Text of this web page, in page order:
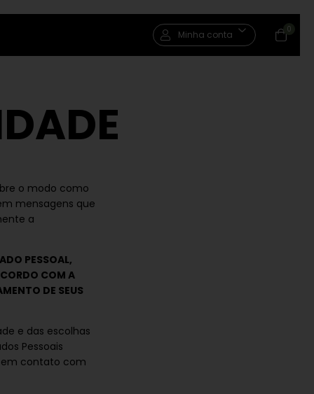
Minha conta 0
o modo como
mensagens que
a
PESSOAL,
COM A
DE SEUS
e das escolhas
Pessoais
em contato com